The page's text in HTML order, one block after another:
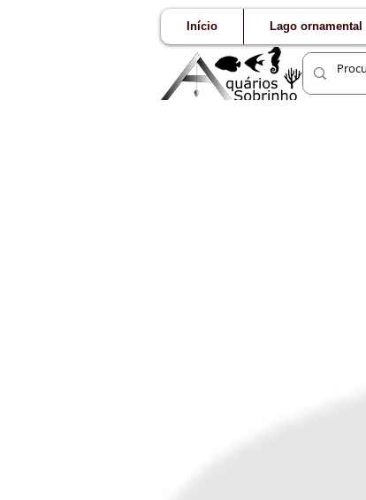
Início Lago ornamental